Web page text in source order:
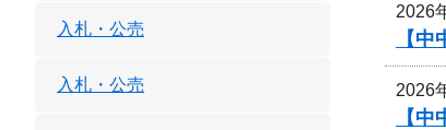
2026
【
2026
【
入札・公売
入札・公売